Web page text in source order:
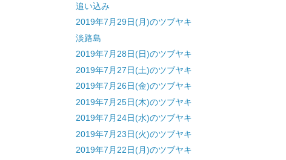
追い込み
2019年7月29日(月)のツブヤキ
淡路島
2019年7月28日(日)のツブヤキ
2019年7月27日(土)のツブヤキ
2019年7月26日(金)のツブヤキ
2019年7月25日(木)のツブヤキ
2019年7月24日(水)のツブヤキ
2019年7月23日(火)のツブヤキ
2019年7月22日(月)のツブヤキ